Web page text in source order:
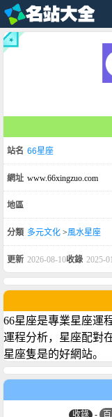
站名 66星座
網址 www.66xingzuo.com
地區
分類 多元文化 >風水星座
更新 2026-08-10收錄 2025-
66星座是專業星座運
運程分析，星座配對
星座隻是的好網站。
收錄 -